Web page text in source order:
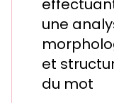
une
et
du mot